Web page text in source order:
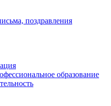
поздравления
образование